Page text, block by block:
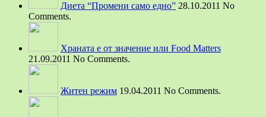
Диета “Промени само едно” 28.10.2011 No
Comments.
Храната е от значение или Food Matters
21.09.2011 No Comments.
Житен режим 19.04.2011 No Comments.